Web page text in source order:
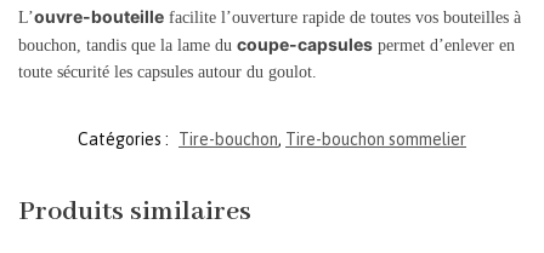
L’ouvre-bouteille facilite l’ouverture rapide de toutes vos bouteilles à
bouchon, tandis que la lame du coupe-capsules permet d’enlever en
toute sécurité les capsules autour du goulot.
Catégories : Tire-bouchon, Tire-bouchon sommelier
Produits similaires